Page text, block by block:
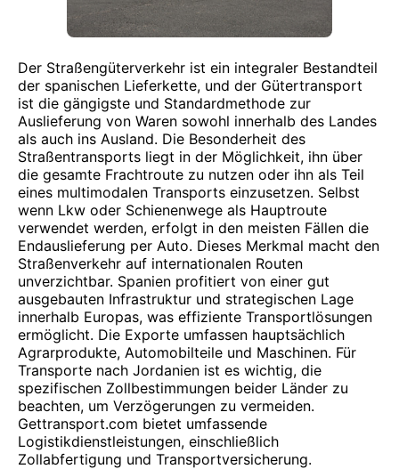
Der Straßengüterverkehr ist ein integraler Bestandteil
der spanischen Lieferkette, und der Gütertransport
ist die gängigste und Standardmethode zur
Auslieferung von Waren sowohl innerhalb des Landes
als auch ins Ausland. Die Besonderheit des
Straßentransports liegt in der Möglichkeit, ihn über
die gesamte Frachtroute zu nutzen oder ihn als Teil
eines multimodalen Transports einzusetzen. Selbst
wenn Lkw oder Schienenwege als Hauptroute
verwendet werden, erfolgt in den meisten Fällen die
Endauslieferung per Auto. Dieses Merkmal macht den
Straßenverkehr auf internationalen Routen
unverzichtbar. Spanien profitiert von einer gut
ausgebauten Infrastruktur und strategischen Lage
innerhalb Europas, was effiziente Transportlösungen
ermöglicht. Die Exporte umfassen hauptsächlich
Agrarprodukte, Automobilteile und Maschinen. Für
Transporte nach Jordanien ist es wichtig, die
spezifischen Zollbestimmungen beider Länder zu
beachten, um Verzögerungen zu vermeiden.
Gettransport.com bietet umfassende
Logistikdienstleistungen, einschließlich
Zollabfertigung und Transportversicherung.